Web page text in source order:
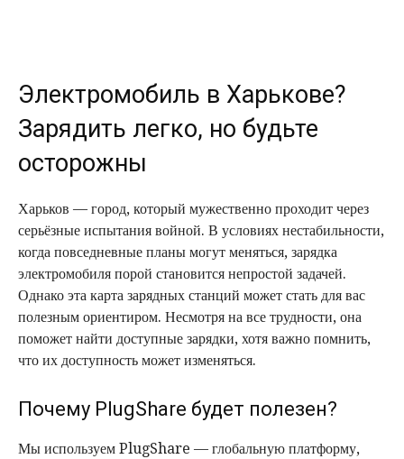
Электромобиль в Харькове?
Зарядить легко, но будьте
осторожны
Харьков — город, который мужественно проходит через
серьёзные испытания войной. В условиях нестабильности,
когда повседневные планы могут меняться, зарядка
электромобиля порой становится непростой задачей.
Однако эта карта зарядных станций может стать для вас
полезным ориентиром. Несмотря на все трудности, она
поможет найти доступные зарядки, хотя важно помнить,
что их доступность может изменяться.
Почему PlugShare будет полезен?
Мы используем PlugShare — глобальную платформу,